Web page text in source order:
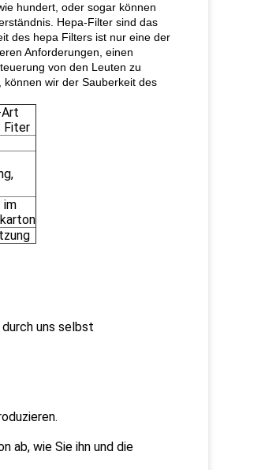
hundert, oder sogar können
Hepa-Filter sind das
des hepa Filters ist nur eine der
Anforderungen, einen
von den Leuten zu
wir der Sauberkeit des
Fiter
im
uns selbst
ab, wie Sie ihn und die